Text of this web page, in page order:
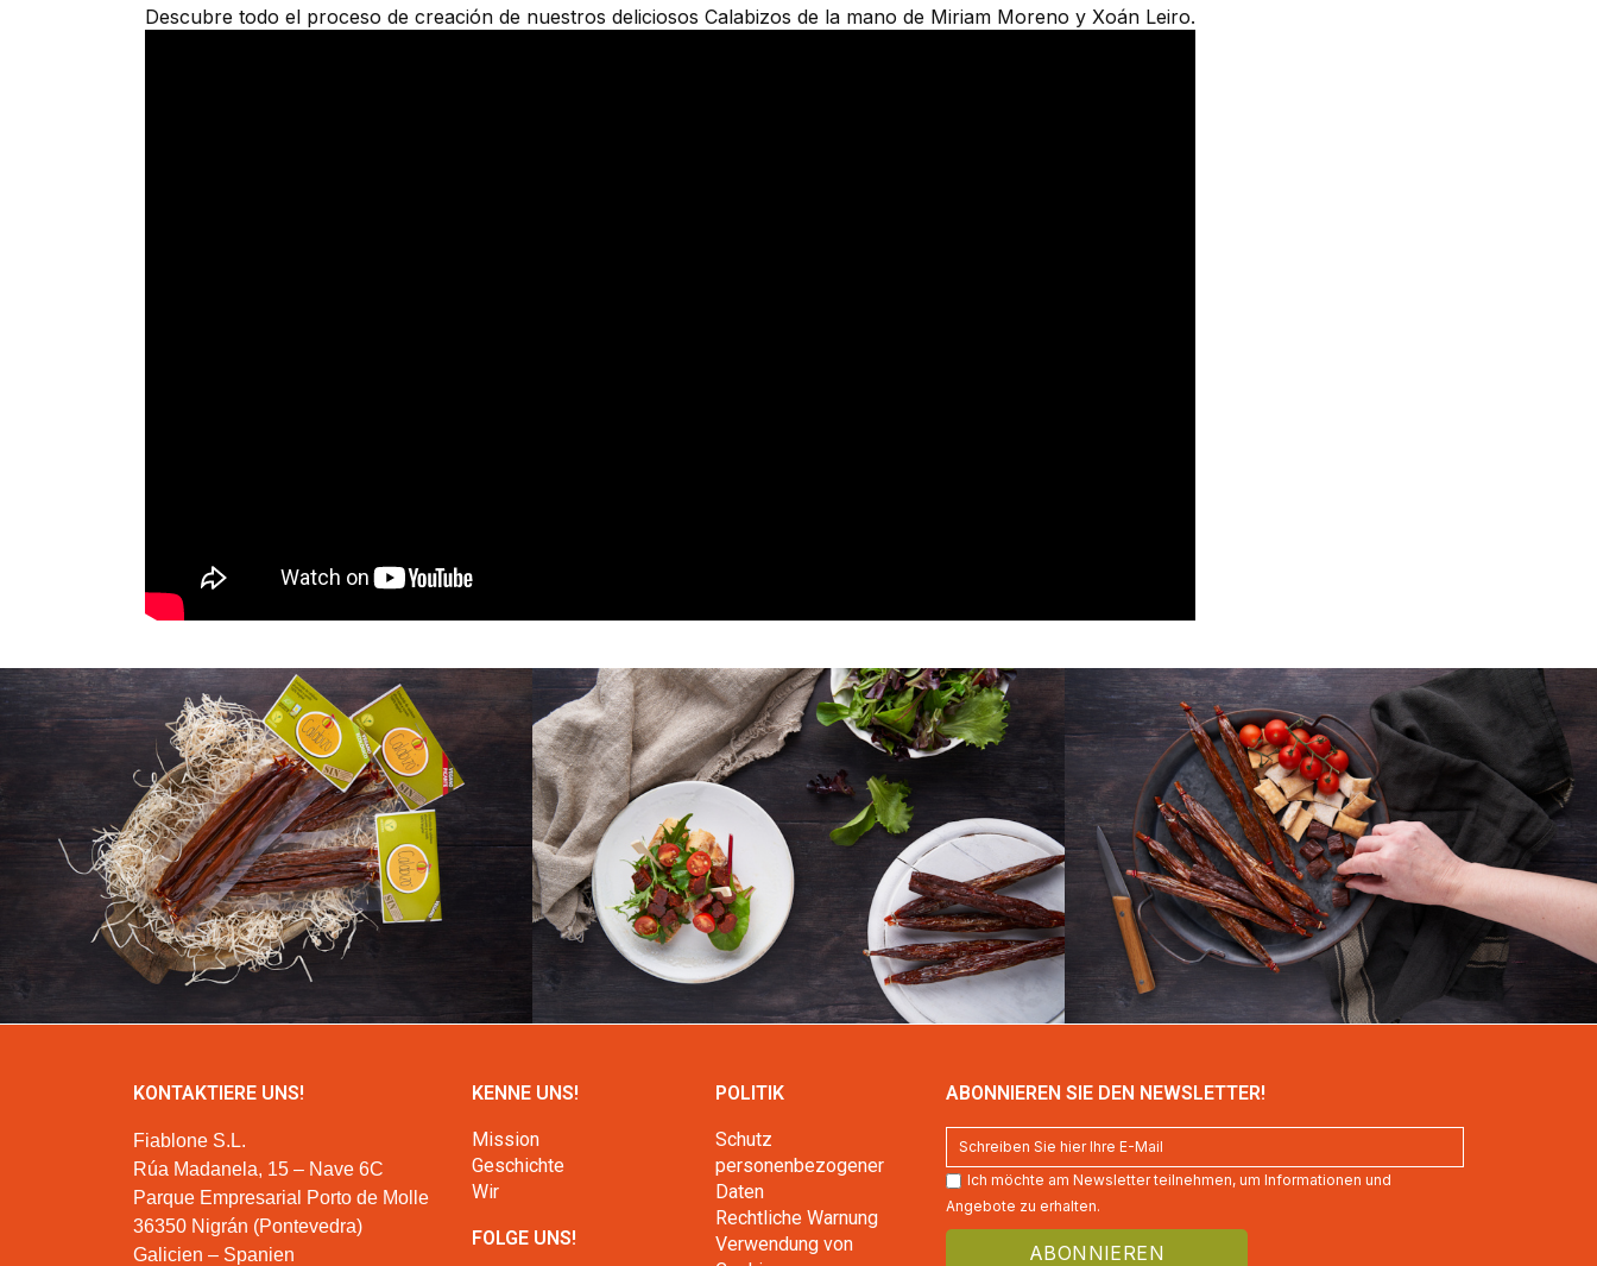
Descubre todo el proceso de creación de nuestros deliciosos Calabizos de la mano de Miriam Moreno y Xoán Leiro.
KONTAKTIERE UNS!
Fiablone S.L.
Rúa Madanela, 15 – Nave 6C
Parque Empresarial Porto de Molle
36350 Nigrán (Pontevedra)
Galicien – Spanien
KENNE UNS!
Mission
Geschichte
Wir
FOLGE UNS!
POLITIK
Schutz
personenbezogener
Daten
Rechtliche Warnung
Verwendung von
ABONNIEREN SIE DEN NEWSLETTER!
Ich möchte am Newsletter teilnehmen, um Informationen und
Angebote zu erhalten.